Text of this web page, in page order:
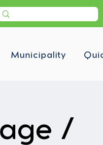
Municipality
/